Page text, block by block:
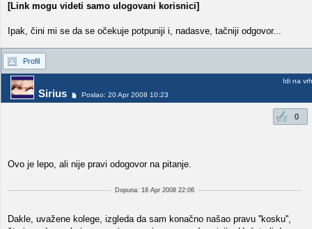
[Link mogu videti samo ulogovani korisnici]
Ipak, čini mi se da se očekuje potpuniji i, nadasve, tačniji odgovor...
Profil
Sirius Poslao: 20 Apr 2008 10:23
Idi na vrh
0
Ovo je lepo, ali nije pravi odogovor na pitanje.
Dopuna: 18 Apr 2008 22:06
Dakle, uvažene kolege, izgleda da sam konačno našao pravu ''kosku'',